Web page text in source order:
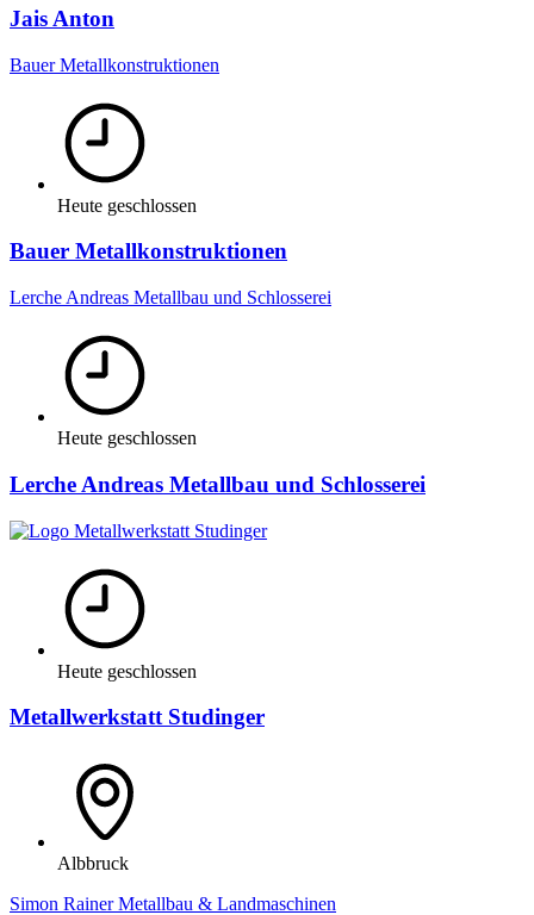
Jais Anton
Bauer Metallkonstruktionen
Heute geschlossen
Bauer Metallkonstruktionen
Lerche Andreas Metallbau und Schlosserei
Heute geschlossen
Lerche Andreas Metallbau und Schlosserei
Heute geschlossen
Metallwerkstatt Studinger
Albbruck
Simon Rainer Metallbau & Landmaschinen